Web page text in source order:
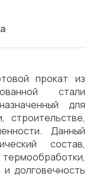
прокат из
стали
для
строительстве,
Данный
состав,
долговечность